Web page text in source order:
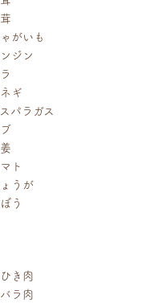
ゃがいも
ジン
ギ
パラガス
マト
うが
う
き肉
ラ肉